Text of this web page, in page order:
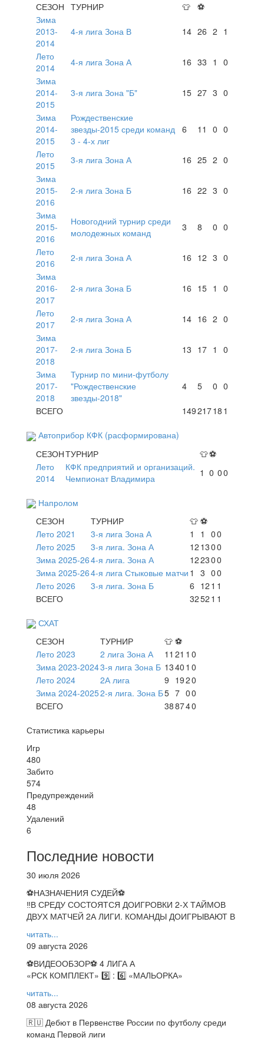
СЕЗОН ТУРНИР 👕 ⚽
Зима
2013-
2014
4-я лига Зона В 14 26 2 1
Лето
2014
4-я лига Зона А 16 33 1
0
Зима
2014-
2015
3-я лига Зона "Б" 15 27 3 0
Зима
2014-
2015
Рождественские
звезды-2015 среди команд
3 - 4-х лиг
6 11 0 0
Лето
2015
3-я лига Зона А 16 25 2 0
Зима
2015-
2016
2-я лига Зона Б 16 22 3 0
Зима
2015-
2016
Новогодний турнир среди
молодежных команд
3 8 0 0
Лето
2016
2-я лига Зона А 16 12 3 0
Зима
2016-
2017
2-я лига Зона Б 16 15 1 0
Лето
2017
2-я лига Зона А 14 16 2 0
Зима
2017-
2018
2-я лига Зона Б 13 17 1 0
Зима
2017-
2018
Турнир по мини-футболу
"Рождественские
звезды-2018"
4 5 0 0
ВСЕГО 14921718 1
Автоприбор КФК (расформирована)
СЕЗОНТУРНИР 👕⚽
Лето
2014
КФК предприятий и организаций.
Чемпионат Владимира
1 0 00
Напролом
СЕЗОН
ТУРНИР 👕 ⚽
Лето 2021
3-я лига Зона А 1 1 00
Лето 2025
3-я лига. Зона А 12 1300
Зима 2025-264-я лига. Зона А 122300
Зима 2025-264-я лига Стыковые матчи 1 3 00
Лето 2026
3-я лига. Зона Б 6 12 1 1
ВСЕГО
3252 1 1
СХАТ
СЕЗОН
ТУРНИР 👕 ⚽
Лето 2023
2 лига Зона А 11 21 1 0
Зима 2023-20243-я лига Зона Б 1340 1 0
Лето 2024
2А лига 9 1920
Зима 2024-20252-я лига. Зона Б5 7 00
ВСЕГО
388740
Статистика карьеры
Игр
480
Забито
574
Предупреждений
48
Удалений
6
Последние новости
30 июля 2026
⚽НАЗНАЧЕНИЯ СУДЕЙ⚽
‼В СРЕДУ СОСТОЯТСЯ ДОИГРОВКИ 2-Х ТАЙМОВ
ДВУХ МАТЧЕЙ 2А ЛИГИ. КОМАНДЫ ДОИГРЫВАЮТ В
читать...
09 августа 2026
⚽️ВИДЕООБЗОР⚽️ 4 ЛИГА А
«РСК КОМПЛЕКТ» 9️⃣ : 6️⃣ «МАЛЬОРКА»
читать...
08 августа 2026
🇷🇺 Дебют в Первенстве России по футболу среди
команд Первой лиги